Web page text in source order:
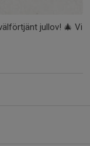
jullov! 🎄 Vi